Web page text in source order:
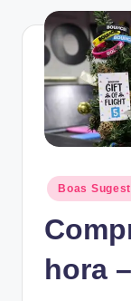
Posted
in
Boas
hora